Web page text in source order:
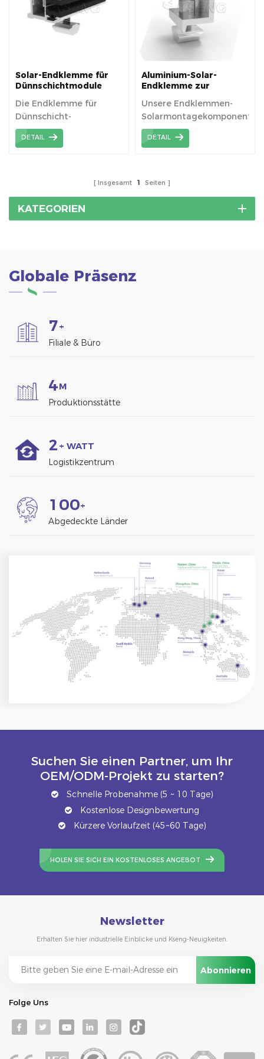
Dächer
Solar-Endklemme für
Dünnschichtmodule
Die Endklemme für
Dünnschicht-
Solarmodule kann für
Spezifikationstypen von
Solarmodulen
verwendet werden.
DETAIL
Aluminium-Solar-
Endklemme zur
Solarmodulen
Unsere Endklemmen-
Solarmontagekomponenten
verwenden
hochwertiges eloxiertes
Standards entspricht.
DETAIL
Insgesamt 1 Seiten
KATEGORIEN
Globale Präsenz
7+
Filiale & Büro
4M
Produktionsstätte
2 + WATT
Logistikzentrum
1 00+
Abgedeckte Länder
Suchen Sie einen Partner, um Ihr
OEM/ODM-Projekt zu starten?
Schnelle Probenahme (5 ~ 10 Tage)
Kostenlose Designbewertung
Kürzere Vorlaufzeit (45~60 Tage)
HOLEN SIE SICH EIN KOSTENLOSES ANGEBOT
Newsletter
Erhalten Sie hier industrielle Einblicke und Kseng-Neuigkeiten.
Folge Uns